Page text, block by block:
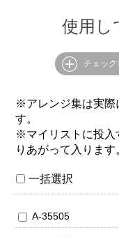
使用し
チェック
※アレンジ集は実際
す。
※マイリストに投入
りあがって入ります
一括選択
A-35505